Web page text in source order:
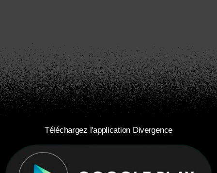
Téléchargez l'application Divergence